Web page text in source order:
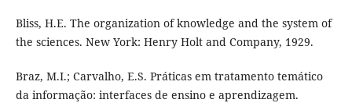
Bliss, H.E. The organization of knowledge and the system of
the sciences. New York: Henry Holt and Company, 1929.
Braz, M.I.; Carvalho, E.S. Práticas em tratamento temático
da informação: interfaces de ensino e aprendizagem.